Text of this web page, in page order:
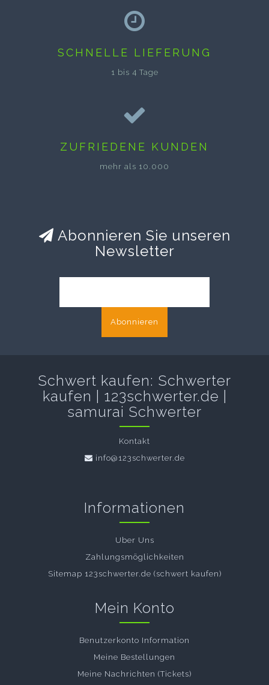
SCHNELLE LIEFERUNG
1 bis 4 Tage
ZUFRIEDENE KUNDEN
mehr als 10.000
Abonnieren Sie unseren
Newsletter
Abonnieren
Schwert kaufen: Schwerter
kaufen | 123schwerter.de |
samurai Schwerter
Kontakt
info@123schwerter.de
Informationen
Uber Uns
Zahlungsmöglichkeiten
Sitemap 123schwerter.de (schwert kaufen)
Mein Konto
Benutzerkonto Information
Meine Bestellungen
Meine Nachrichten (Tickets)